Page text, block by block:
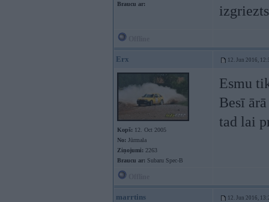
Braucu ar:
Erx 12. Jun 2016,
Kopš: 12. Oct 2005
No: Jūrmala
Ziņojumi: 2263
Braucu ar: Subaru Spec-B
Esmu
Besī
tad lai
marrtins 12. Jun 2016,